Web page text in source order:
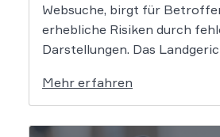
Websuche, birgt für
erhebliche Risiken durch
Darstellungen. Das
rechtliche Grenzen. Werden
automatisierten KI-
falsche Tatsachen
Mehr erfahren